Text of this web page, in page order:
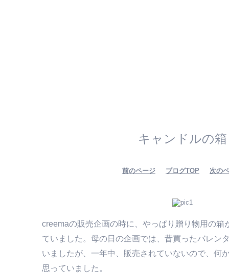
キャンドルの箱
前のページ ブログTOP 次の
creemaの販売企画の時に、やっぱり贈り物用の箱
ていました。母の日の企画では、昔買ったバレン
いましたが、一年中、販売されていないので、何
思っていました。